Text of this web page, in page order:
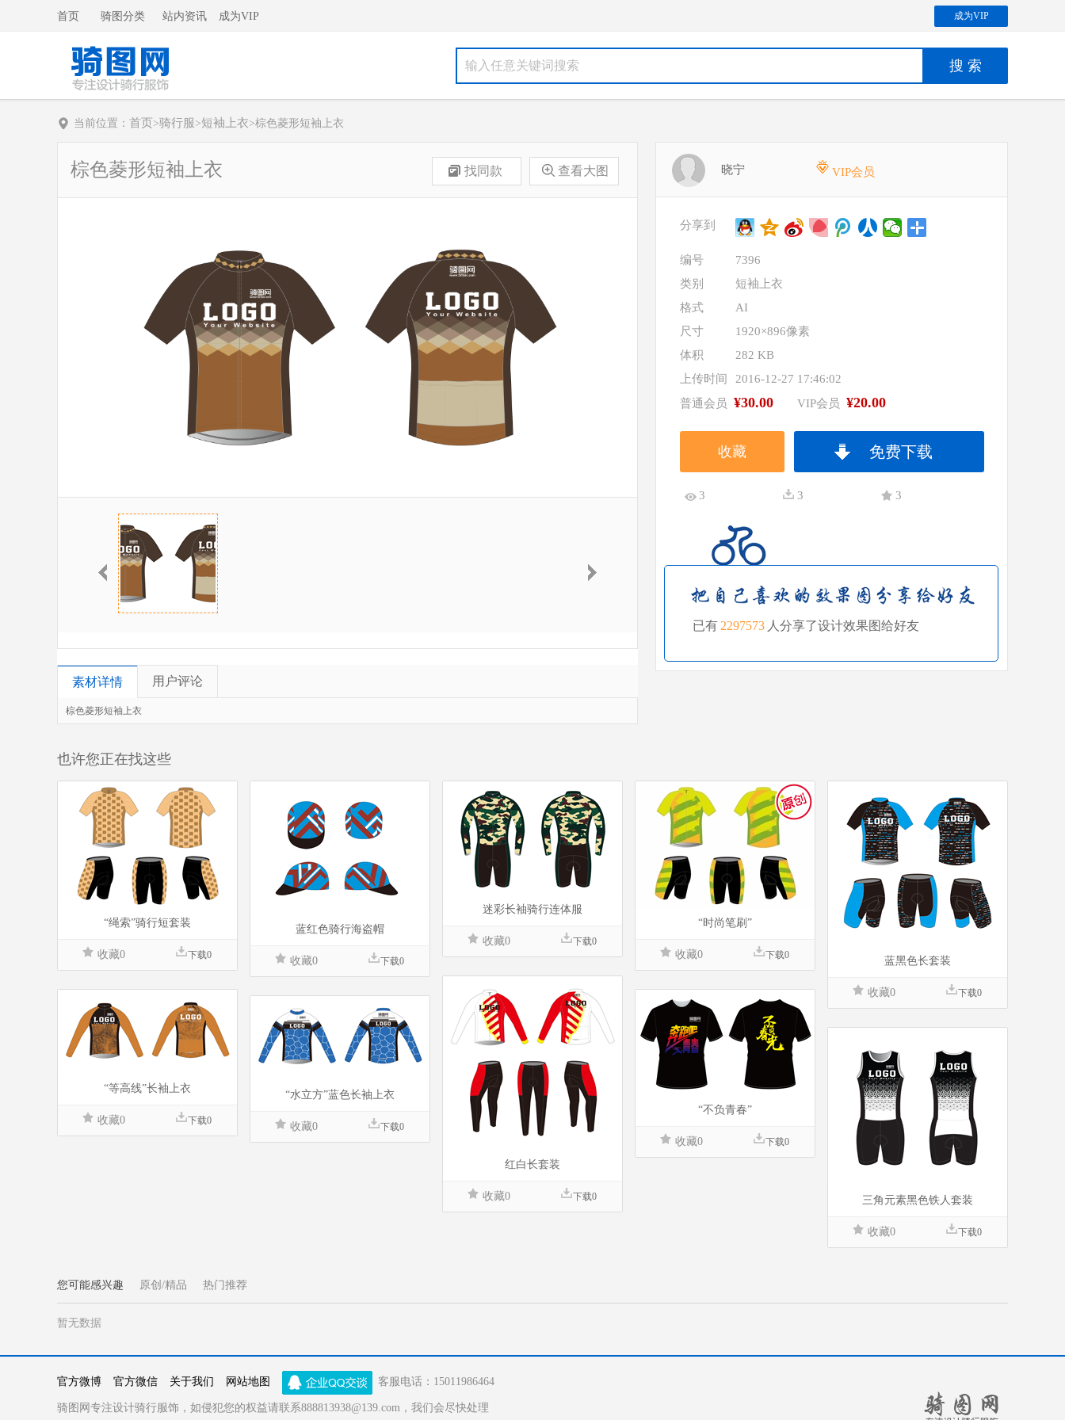
首页 骑图分类 站内资讯 成为VIP 成为VIP
当前位置： 首页>骑行服 >短袖上衣>棕色菱形短袖上衣
棕色菱形短袖上衣 找同款 查看大图
素材详情 用户评论
棕色菱形短袖上衣
晓宁 VIP会员
分享到
编号
7396
类别
短袖上衣
格式
AI
尺寸
1920×896像素
体积
282 KB
上传时间
2016-12-27 17:46:02
普通会员 ¥30.00 VIP会员 ¥20.00
收藏 免费下载
3 3 3
已有 2297573 人分享了设计效果图给好友
也许您正在找这些
“绳索”骑行短套装
收藏0 下载0
蓝红色骑行海盗帽
收藏0 下载0
迷彩长袖骑行连体服
收藏0 下载0
“时尚笔刷”
收藏0 下载0 蓝黑色长套装
收藏0 下载0
红白长套装
收藏0 下载0
“等高线”长袖上衣
收藏0 下载0
“不负青春”
收藏0 下载0
“水立方”蓝色长袖上衣
收藏0 下载0
三角元素黑色铁人套装
收藏0 下载0
您可能感兴趣 原创/精品 热门推荐
暂无数据
官方微博 官方微信 关于我们 网站地图 客服电话：15011986464
骑图网专注设计骑行服饰，如侵犯您的权益请联系888813938@139.com，我们会尽快处理